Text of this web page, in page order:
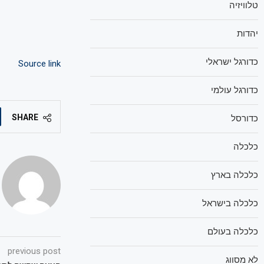
Source link
SHARE
previous post
טלוויזיה
יהדות
כדורגל ישראלי
כדורגל עולמי
כדורסל
כלכלה
כלכלה בארץ
כלכלה בישראל
כלכלה בעולם
לא מסווג